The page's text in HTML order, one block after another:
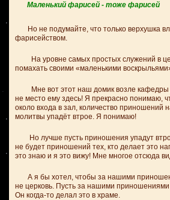
Маленький фарисей - тоже фарисей
Но не подумайте, что только верхушка
фарисейством.
На уровне самых простых служений в
помахать своими «маленькими
Мне вот этот наш домик возле кафедры
не место ему здесь! Я прекрасно понимаю,
около входа в зал, количество приношений
молитвы упадёт втрое. Я понимаю!
Но лучше пусть приношения упадут
не будет приношений тех, кто делает это
это знаю и я это вижу! Мне многое отсюда
А я бы хотел, чтобы за нашими
не церковь. Пусть за нашими приношениями
Он когда-то делал это в храме.